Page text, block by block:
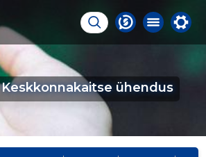
Keskkonnakaitse ühendus